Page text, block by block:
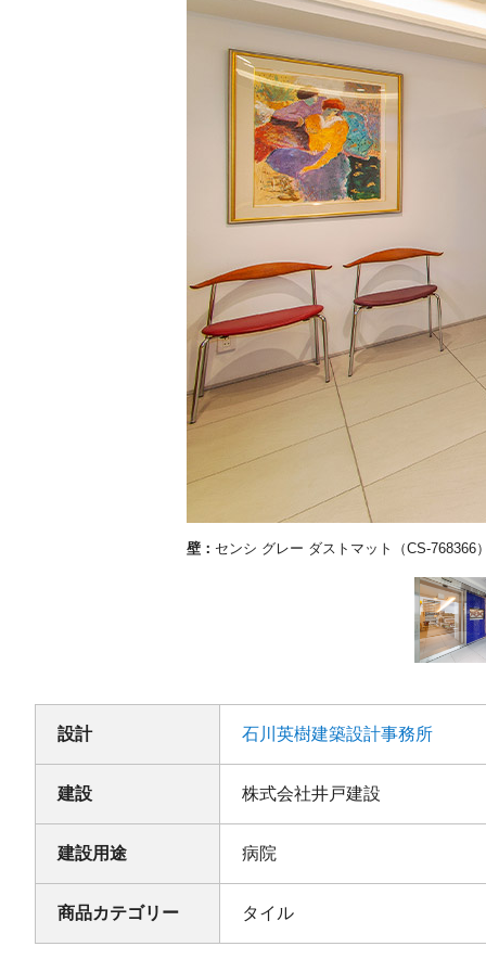
壁： センシ グレー ダストマット（CS-768366
設計 石川英樹建築設計事務所
建設 株式会社井戸建設
建設用途 病院
商品カテゴリー タイル